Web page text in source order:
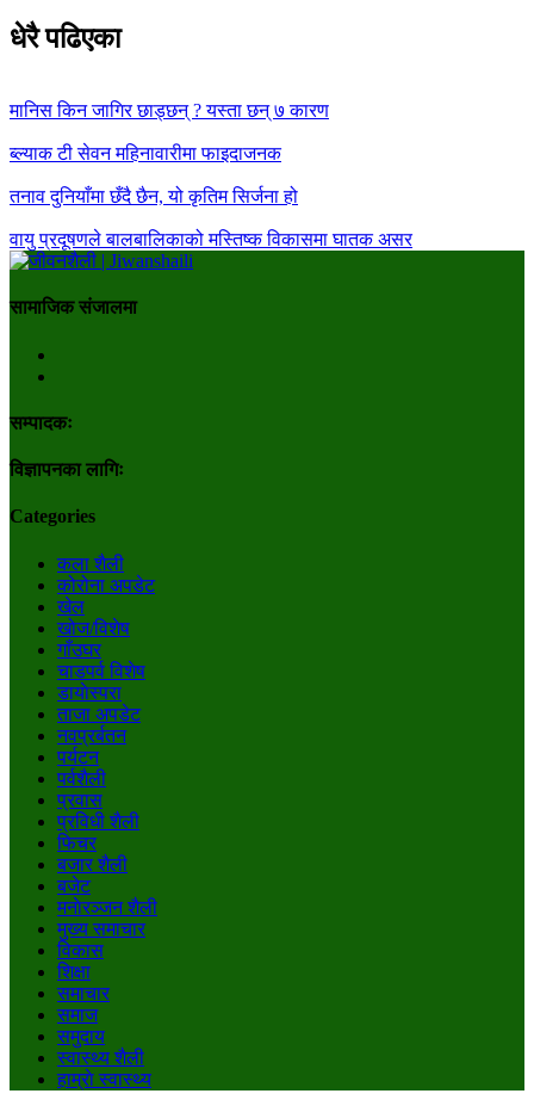
धेरै पढिएका
मानिस किन जागिर छाड्छन् ? यस्ता छन् ७ कारण
ब्ल्याक टी सेवन महिनावारीमा फाइदाजनक
तनाव दुनियाँमा छँदै छैन, यो कृतिम सिर्जना हो
वायु प्रदूषणले बालबालिकाको मस्तिष्क विकासमा घातक असर
सामाजिक संजालमा
सम्पादकः
विज्ञापनका लागिः
Categories
कला शैली
कोरोना अपडेट
खेल
खोज/विशेष
गाँउघर
चाडपर्व विशेष
डायाेस्परा
ताजा अपडेट
नवप्रर्बतन
पर्यटन
पर्वशैली
प्रवास
प्रविधी शैली
फिचर
बजार शैली
बजेट
मनाेरञ्जन शैली
मुख्य समाचार
विकास
शिक्षा
समाचार
समाज
समुदाय
स्वास्थ्य शैली
हाम्राे स्वास्थ्य